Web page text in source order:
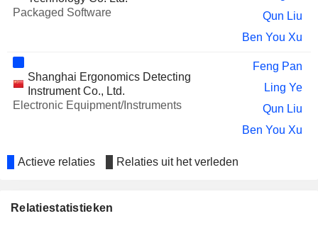
Packaged Software
Qun Liu
Ben You Xu
Shanghai Ergonomics Detecting
Instrument Co., Ltd.
Electronic Equipment/Instruments
Feng Pan
Ling Ye
Qun Liu
Ben You Xu
Actieve relaties Relaties uit het verleden
Relatiestatistieken